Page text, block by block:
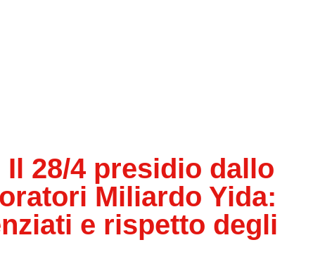
28/4 presidio dallo
Miliardo Yida:
e rispetto degli